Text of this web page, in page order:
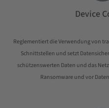
Device
Reglementiert die Verwendung von
Schnittstellen und setzt
schützenswerten Daten und das
Ransomware und vor